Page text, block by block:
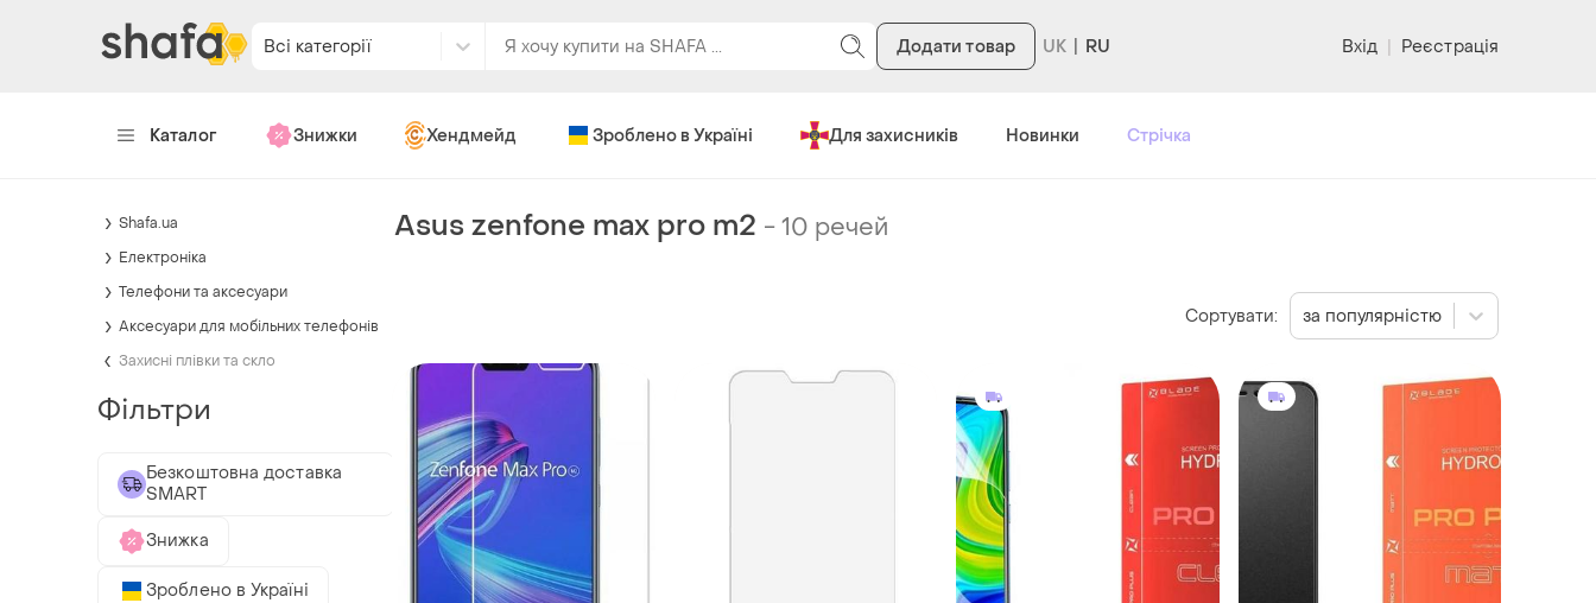
Всі категорії Додати товар RU Вхід | Реєстрація
Каталог Знижки Хендмейд Зроблено в Україні Для захисників Новинки Стрічка
Asus zenfone max pro m2 -10 речей
Сортувати: за популярністю
Shafa.ua
Електроніка
Телефони та аксесуари
Аксесуари для мобільних телефонів
Захисні плівки та скло
Фільтри
Безкоштовна доставка
SMART
Знижка
Зроблено в Україні